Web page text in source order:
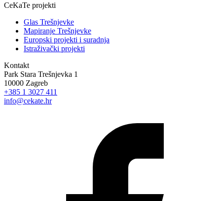
CeKaTe projekti
Glas Trešnjevke
Mapiranje Trešnjevke
Europski projekti i suradnja
Istraživački projekti
Kontakt
Park Stara Trešnjevka 1
10000 Zagreb
+385 1 3027 411
info@cekate.hr